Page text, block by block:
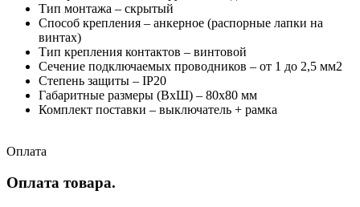
Тип монтажа – скрытый
Способ крепления – анкерное (распорные лапки на
винтах)
Тип крепления контактов – винтовой
Сечение подключаемых проводников – от 1 до 2,5 мм2
Степень защиты – IP20
Габаритные размеры (ВхШ) – 80х80 мм
Комплект поставки – выключатель + рамка
Оплата
Оплата товара.